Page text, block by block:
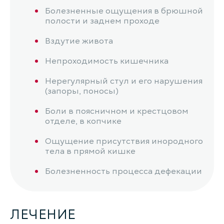
Болезненные ощущения в брюшной
полости и заднем проходе
Вздутие живота
Непроходимость кишечника
Нерегулярный стул и его нарушения
(запоры, поносы)
Боли в поясничном и крестцовом
отделе, в копчике
Ощущение присутствия инородного
тела в прямой кишке
Болезненность процесса дефекации
ЛЕЧЕНИЕ